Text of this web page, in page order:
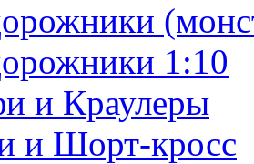
1:10
и Краулеры
и Шорт-кросс